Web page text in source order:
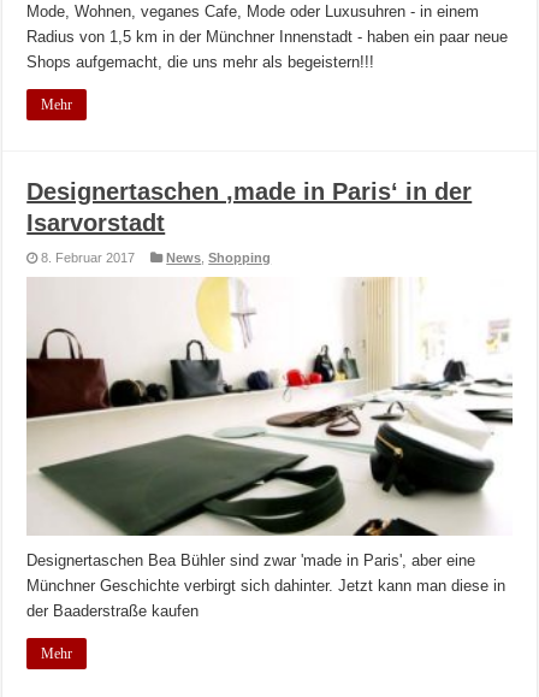
Mode, Wohnen, veganes Cafe, Mode oder Luxusuhren - in einem
Radius von 1,5 km in der Münchner Innenstadt - haben ein paar neue
Shops aufgemacht, die uns mehr als begeistern!!!
Mehr
Designertaschen ‚made in Paris‘ in der
Isarvorstadt
8. Februar 2017 News ,Shopping
Designertaschen Bea Bühler sind zwar 'made in Paris', aber eine
Münchner Geschichte verbirgt sich dahinter. Jetzt kann man diese in
der Baaderstraße kaufen
Mehr